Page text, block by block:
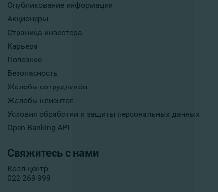
Опубликование информации
Акционеры
Страница инвестора
Карьера
Полезное
Безопасность
Жалобы сотрудников
Жалобы клиентов
Условия обработки и защиты персональных данных
Open Banking API
Свяжитесь с нами
Колл-центр
022 269 999